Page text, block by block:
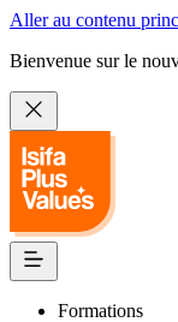
Aller au contenu
Bienvenue sur le
Formations